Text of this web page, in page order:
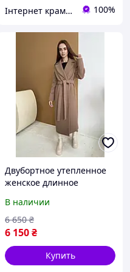
Інтернет крамничка "Nika Star" 100%
Двубортное утепленное
женское длинное
поясом
В наличии
6 150₴
6 650 ₴
Купить